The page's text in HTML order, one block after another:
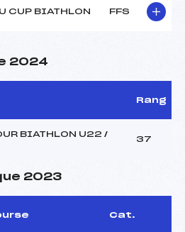
CUP BIATHLON FFS
2024
Rang
BIATHLON U22 /
37
2023
Cat.